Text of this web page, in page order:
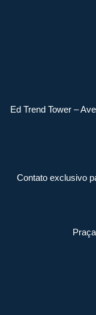
Ed Trend Tower –
Contato exclusivo